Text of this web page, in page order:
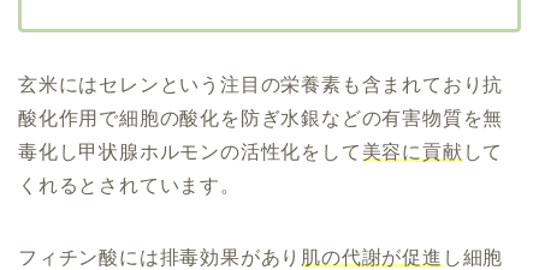
玄米にはセレンという注目の栄養素も含まれており抗
酸化作用で細胞の酸化を防ぎ水銀などの有害物質を無
毒化し甲状腺ホルモンの活性化をして 美容に貢献 して
くれるとされています。
フィチン酸には排毒効果があり 肌の代謝が促進 し細胞